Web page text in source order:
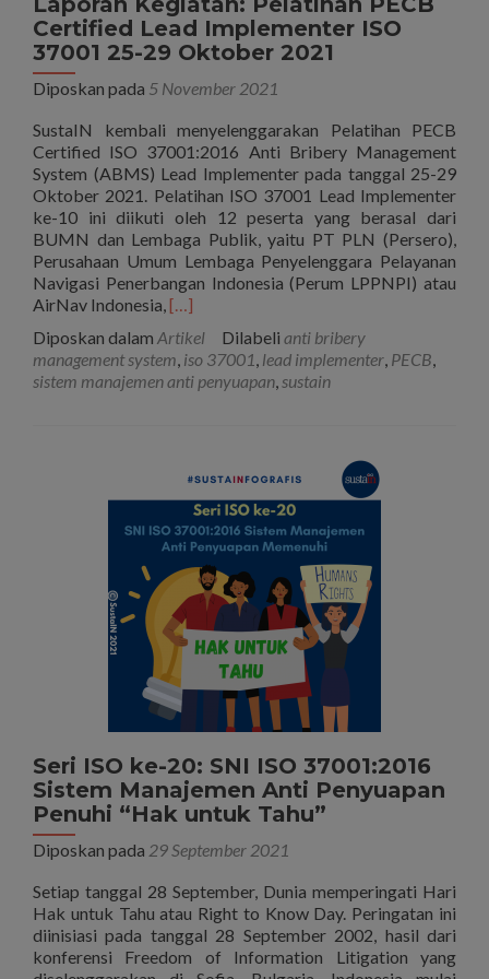
Certified Lead Implementer ISO
37001 25-29 Oktober 2021
Diposkan pada 5 November 2021
SustaIN kembali menyelenggarakan Pelatihan PECB
Certified ISO 37001:2016 Anti Bribery Management
System (ABMS) Lead Implementer pada tanggal 25-29
Oktober 2021. Pelatihan ISO 37001 Lead Implementer
ke-10 ini diikuti oleh 12 peserta yang berasal dari
BUMN dan Lembaga Publik, yaitu PT PLN (Persero),
Perusahaan Umum Lembaga Penyelenggara Pelayanan
Navigasi Penerbangan Indonesia (Perum LPPNPI) atau
AirNav Indonesia,Selengkapnya
Kegiatan:
Pelatihan
PECB
ISO
37001
25-
29
Oktober
2021
[…]
Diposkan dalam Artikel Dilabeli anti bribery
management system, iso 37001, lead implementer, PECB,
sistem manajemen anti penyuapan,sustain
Seri ISO ke-20: SNI ISO 37001:2016
Sistem Manajemen Anti Penyuapan
Penuhi “Hak untuk Tahu”
Diposkan pada 29 September 2021
Setiap tanggal 28 September, Dunia memperingati Hari
Hak untuk Tahu atau Right to Know Day. Peringatan ini
diinisiasi pada tanggal 28 September 2002, hasil dari
konferensi Freedom of Information Litigation yang